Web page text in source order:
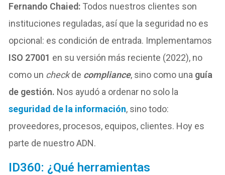
Fernando Chaied: Todos nuestros clientes son
instituciones reguladas, así que la seguridad no es
opcional: es condición de entrada. Implementamos
ISO 27001 en su versión más reciente (2022), no
como un checkde compliance, sino como una guía
de gestión. Nos ayudó a ordenar no solo la
seguridad de la información, sino todo:
proveedores, procesos, equipos, clientes. Hoy es
parte de nuestro ADN.
ID360: ¿Qué herramientas